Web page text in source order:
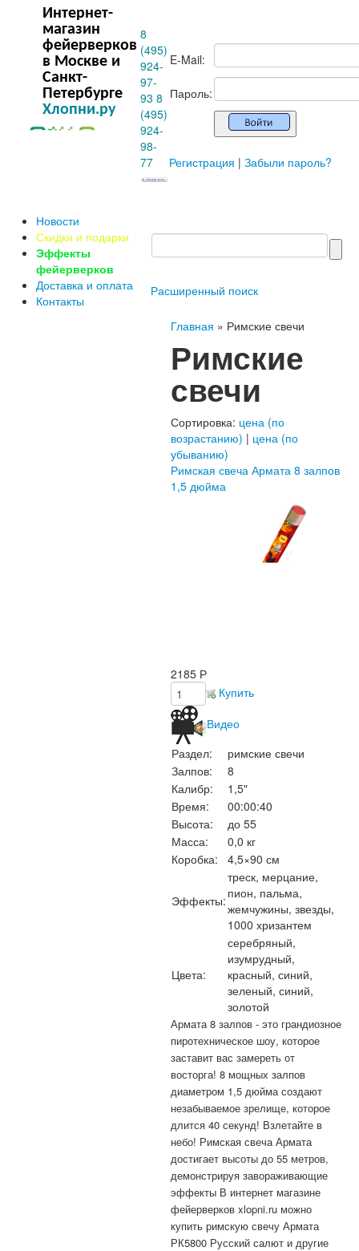
Интернет-
магазин
фейерверков
в Москве и
Санкт-
Петербурге
Хлопни.ру
8
(495)
924-
97-
93 8
(495)
924-
98-
77
E-Mail:
Пароль:
Регистрация | Забыли пароль?
Новости
Скидки и подарки
Эффекты
фейерверков
Доставка и оплата
Контакты
Расширенный поиск
Главная » Римские свечи
Римские
свечи
Сортировка: цена (по
возрастанию) | цена (по
убыванию)
Римская свеча Армата 8 залпов
1,5 дюйма
2185 Р
Купить
Видео
Раздел:
римские свечи
Залпов:
8
Калибр:
1,5"
Время:
00:00:40
Высота:
до 55
Масса:
0,0 кг
Коробка:
4,5×90 см
Эффекты:
треск, мерцание,
пион, пальма,
жемчужины, звезды,
1000 хризантем
Цвета:
серебряный,
изумрудный,
красный, синий,
зеленый, синий,
золотой
Армата 8 залпов - это грандиозное
пиротехническое шоу, которое
заставит вас замереть от
восторга! 8 мощных залпов
диаметром 1,5 дюйма создают
незабываемое зрелище, которое
длится 40 секунд! Взлетайте в
небо! Римская свеча Армата
достигает высоты до 55 метров,
демонстрируя завораживающие
эффекты В интернет магазине
фейерверков xlopni.ru можно
купить римскую свечу Армата
РК5800 Русский салют и другие